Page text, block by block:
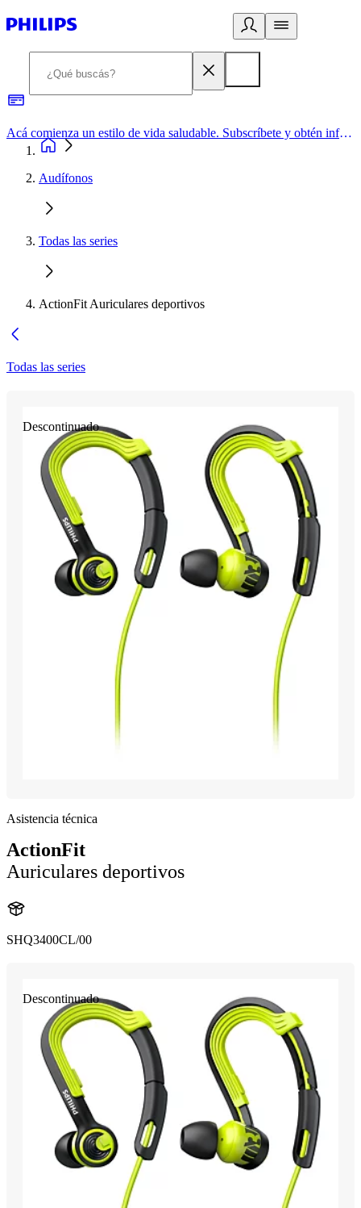
Acá comienza un estilo de vida saludable. Subscríbete y obtén información de primera mano
Audífonos
Todas las series
ActionFit Auriculares deportivos
Todas las series
Descontinuado
Asistencia técnica
ActionFit
Auriculares deportivos
SHQ3400CL/00
Descontinuado